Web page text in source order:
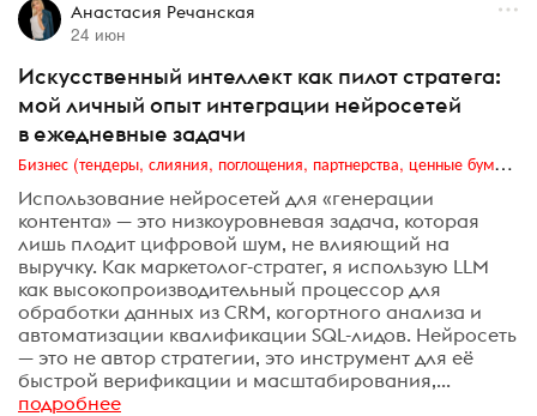
Анастасия Речанская
24 июн
Искусственный интеллект как пилот стратега:
мой личный опыт интеграции нейросетей
в ежедневные задачи
Бизнес (тендеры, слияния, поглощения, партнерства, ценные бумаги, акционеры, финансы и отчетность)
Использование нейросетей для «генерации
контента» — это низкоуровневая задача, которая
лишь плодит цифровой шум, не влияющий на
выручку. Как маркетолог-стратег, я использую LLM
как высокопроизводительный процессор для
обработки данных из CRM, когортного анализа и
автоматизации квалификации SQL-лидов. Нейросеть
— это не автор стратегии, это инструмент для её
быстрой верификации и масштабирования,...
подробнее